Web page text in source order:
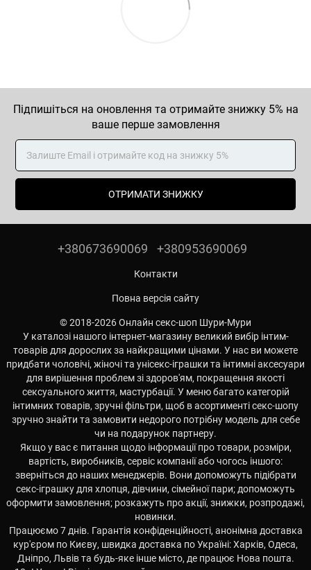
Підпишіться на оновлення та отримайте знижку 5% на
ваше перше замовлення
ОТРИМАТИ ЗНИЖКУ
+380673690069 +380953690069
Контакти
Повна версія сайту
© 2018-2026 Онлайн секс-шоп Шури-Мури
У каталозі нашого інтернет-магазину великий вибір інтим-
товарів для дорослих за найкращими цінами. У нас ви можете
придбати чоловічі, жіночі та унісекс-іграшки та інтимні аксесуари
для вирішення проблем зі здоров'ям, покращення якості
сексуального життя, мастурбації. У меню багато категорій
інтимних товарів, зручні фільтри, щоб в асортименті секс-шопу
зручно знайти та замовити недорого потрібну модель для себе
чи на подарунок партнеру.
Якщо у вас є питання щодо інформації про товари, розміри,
вартість, виробників, сервіс компанії або чогось іншого:
зверніться до наших менеджерів. Вони допоможуть підібрати
секс-іграшку для хлопця, дівчини, сімейної пари; допоможуть
оформити замовлення; розкажуть про акції, знижки, розпродажі,
новинки.
Працюємо 7 днів. Гарантія конфіденційності, анонімна доставка
кур'єром по Києву, швидка доставка по Україні: Харків, Одеса,
Дніпро, Львів та будь-яке інше місто, де працює Нова пошта.